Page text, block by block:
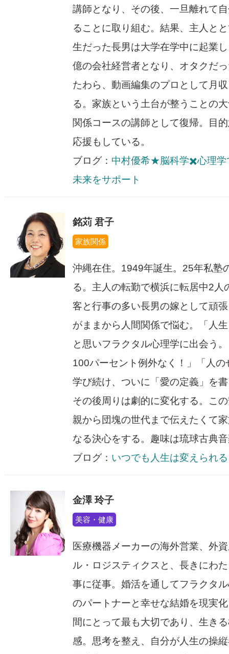
講師となり、その後、一旦離れて
ることに取り組む。結果、主人と
生だった長男は大学在学中に起業
億の会社経営者となり、オタクだ
たわら、動画編集のプロとして月
る。家族という土台が整うことの
関係コースの講師として復帰。目
応援もしている。
ブログ： 中村優希★脳科学✖️心理学
未来をサポート
銘苅 君子
家族関係
沖縄在住。1949年誕生。25年私塾
る。主人の転勤で横浜に転居中2人
客と行事の多い長男の嫁として頑
がままから人間関係で悩む。「人
と思いフラクタル心理学に出会う
100パーセント例外なく！」「人
学び続け、ついに「愛の定義」を
その後周りは劇的に変化する。こ
親から団塊の世代まで伝えたくて
なる決心をする。趣味は琉球古典
ブログ： いつでも人生は変えられる
金澤 玲子
美容・健康
医療機器メーカーの海外営業、外
ル・ロジスティクスと、長きにわ
事に従事。婚活を通してフラクタ
のパートナーと幸せな結婚を現実
間にとって最も大切であり、生き
感。思考を整え、自分が人生の操